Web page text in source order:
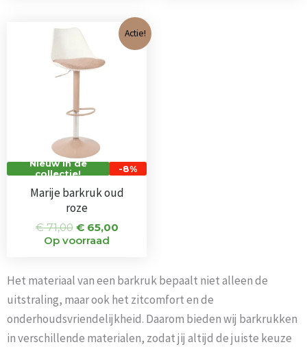
Actie!
-8%
Nieuw in de
collectie!
Marije barkruk oud
roze
€71,00
Oorspronkelijke
prijs
€ 71,00.
€65,00
Huidige
prijs
Op voorraad
Het materiaal van een barkruk bepaalt niet alleen de
uitstraling, maar ook het zitcomfort en de
onderhoudsvriendelijkheid. Daarom bieden wij barkrukken
in verschillende materialen, zodat jij altijd de juiste keuze